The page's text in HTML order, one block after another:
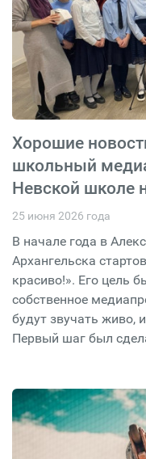
Хорошие
школьный
Невской школе
25 июня 2026 года
В начале года в
Архангельска
красиво!». Его цель
собственное
будут звучать живо,
Первый шаг был